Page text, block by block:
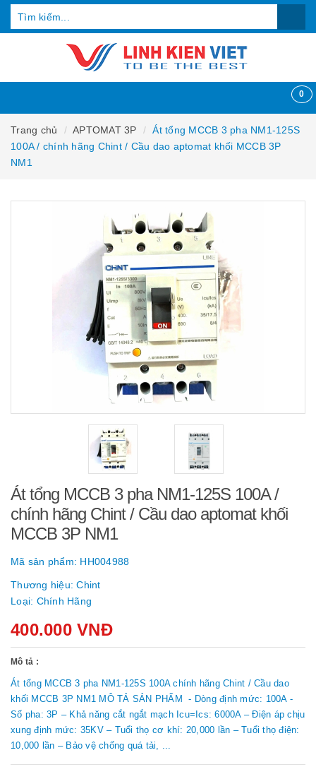
0
Trang chủ APTOMAT 3P
Át tổng MCCB 3 pha NM1-125S
100A / chính hãng Chint / Cầu dao aptomat khối MCCB 3P
NM1
Át tổng MCCB 3 pha NM1-125S 100A /
chính hãng Chint / Cầu dao aptomat khối
MCCB 3P NM1
Mã sản phẩm: HH004988
Thương hiệu:Chint
Loại: Chính Hãng
400.000 VNĐ
Mô tả :
Át tổng MCCB 3 pha NM1-125S 100A chính hãng Chint / Cầu dao
khối MCCB 3P NM1 MÔ TẢ SẢN PHẨM - Dòng định mức: 100A -
Số pha: 3P – Khả năng cắt ngắt mạch Icu=Ics: 6000A – Điện áp chịu
xung định mức: 35KV – Tuổi thọ cơ khí: 20,000 lần – Tuổi thọ điện:
10,000 lần – Bảo vệ chống quá tải, ...